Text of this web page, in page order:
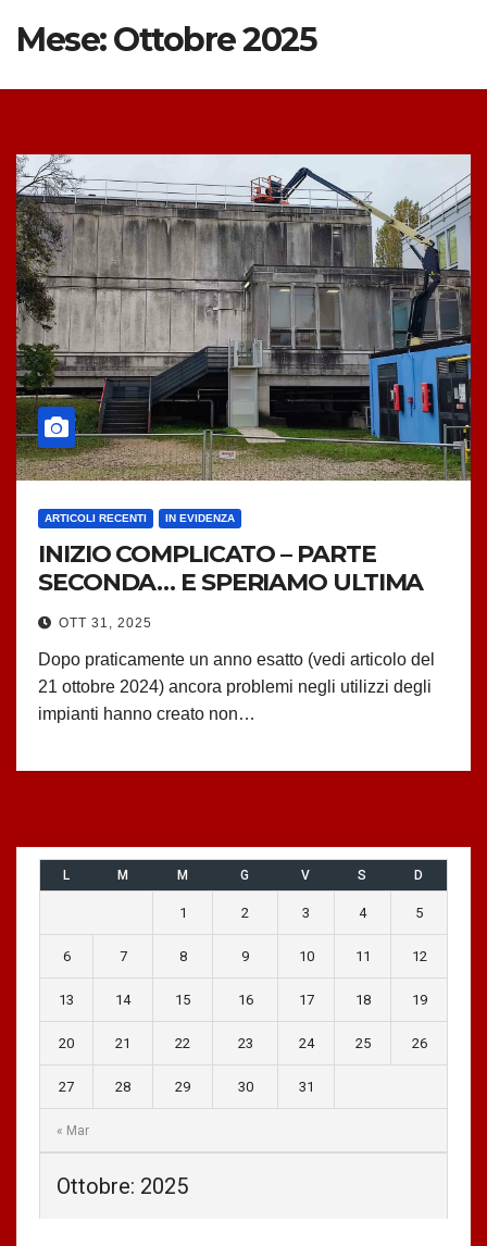
Mese:Ottobre 2025
ARTICOLI RECENTI IN EVIDENZA
INIZIO COMPLICATO – PARTE
SECONDA… E SPERIAMO ULTIMA
OTT 31, 2025
Dopo praticamente un anno esatto (vedi articolo del
21 ottobre 2024) ancora problemi negli utilizzi degli
impianti hanno creato non…
Ottobre: 2025
L M M G V S D
« Mar
1 2 3 4 5
6 7 8 9 10 11 12
13 14 15 16 17 18 19
20 21 22 23 24 25 26
27 28 29 30 31